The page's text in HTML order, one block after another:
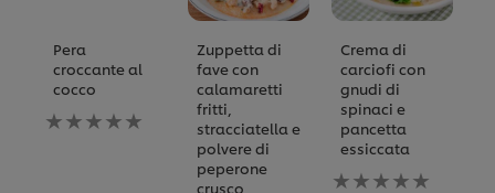
Pera
croccante al
cocco
Nessuna
valutazione
Zuppetta di
fave con
calamaretti
fritti,
stracciatella e
polvere di
peperone
crusco
Crema di
carciofi con
gnudi di
spinaci e
pancetta
essiccata
Nessuna